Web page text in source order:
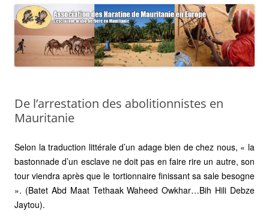
De l’arrestation des abolitionnistes en
Mauritanie
Selon la traduction littérale d’un adage bien de chez nous, « la
bastonnade d’un esclave ne doit pas en faire rire un autre, son
tour viendra après que le tortionnaire finissant sa sale besogne
». (Batet Abd Maat Tethaak Waheed Owkhar…Bih Hili Debze
Jaytou).